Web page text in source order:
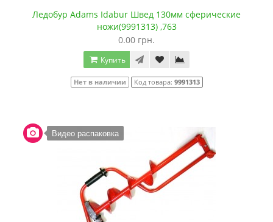
Ледобур Adams Idabur Швед 130мм сферические
ножи(9991313) ,763
0.00 грн.
Купить
Нет в наличии Код товара: 9991313
Видео распаковка